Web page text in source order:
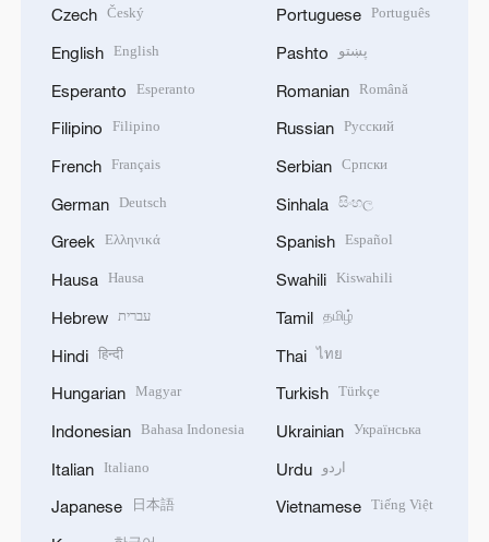
Czech Český
English English
Esperanto Esperanto
Filipino Filipino
French Français
German Deutsch
Greek Ελληνικά
Hausa Hausa
Hebrew עברית
Hindi हिन्दी
Hungarian Magyar
Indonesian Bahasa Indonesia
Italian Italiano
Japanese 日本語
Portuguese Português
Pashto پښتو
Romanian Română
Russian Русский
Serbian Српски
Sinhala සිංහල
Spanish Español
Swahili Kiswahili
Tamil தமிழ்
Thai ไทย
Turkish Türkçe
Ukrainian Українська
Urdu اردو
Vietnamese Tiếng Việt